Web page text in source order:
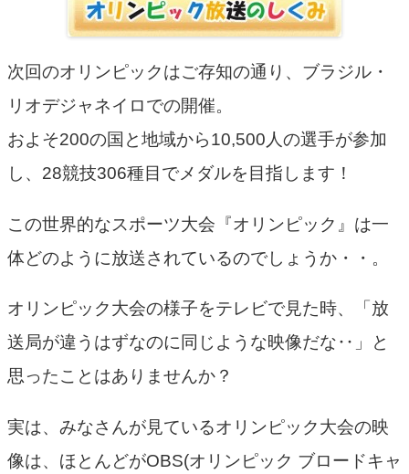
次回のオリンピックはご存知の通り、ブラジル・
リオデジャネイロでの開催。
およそ200の国と地域から10,500人の選手が参加
し、28競技306種目でメダルを目指します！
この世界的なスポーツ大会『オリンピック』は一
体どのように放送されているのでしょうか・・。
オリンピック大会の様子をテレビで見た時、「放
送局が違うはずなのに同じような映像だな‥」と
思ったことはありませんか？
実は、みなさんが見ているオリンピック大会の映
像は、ほとんどがOBS(オリンピック ブロードキャ